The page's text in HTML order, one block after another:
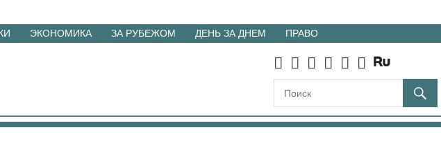
ЭКОНОМИКА ЗА РУБЕЖОМ ДЕНЬ ЗА ДНЕМ ПРАВО